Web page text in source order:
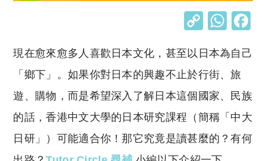
C
p
y
Li
n
k
W
at
s
A
p
p
現在愈來愈多人喜歡日本文化，甚至以日本為自己
「鄉下」。如果你對日本的興趣不止於行街、旅
遊、購物，而是希望深入了解日本這個國家、民族
的話，香港中文大學的日本研究課程（簡稱「中大
日研」）可能適合你！那它究竟是讀甚麼的？有何